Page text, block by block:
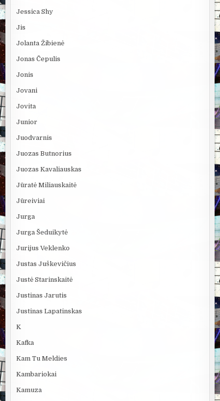
Jessica Shy
Jis
Jolanta Žibienė
Jonas Čepulis
Jonis
Jovani
Jovita
Junior
Juodvarnis
Juozas Butnorius
Juozas Kavaliauskas
Jūratė Miliauskaitė
Jūreiviai
Jurga
Jurga Šeduikytė
Jurijus Veklenko
Justas Juškevičius
Justė Starinskaitė
Justinas Jarutis
Justinas Lapatinskas
K
Kafka
Kam Tu Meldies
Kambariokai
Kamuza